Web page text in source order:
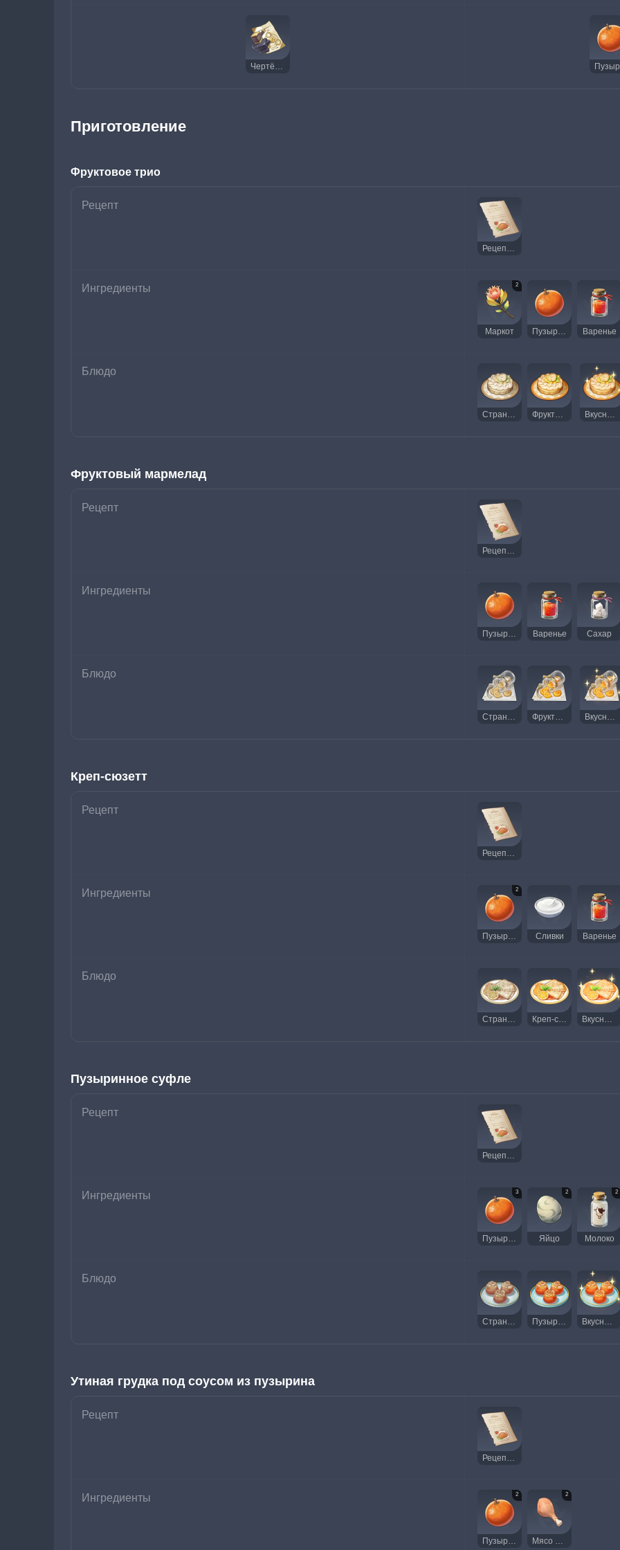
Чертёж: Справедливая награда
Приготовление
Фруктовое трио
Рецепт
Рецепт: Фруктовое трио
Ингредиенты 2
Маркот Пузырин Варенье
Блюдо
Странное фруктовое трио Фруктовое трио Вкусное фруктовое трио
Фруктовый мармелад
Рецепт
Рецепт: Фруктовый мармелад
Ингредиенты
Пузырин Варенье Сахар
Блюдо
Странный фруктовый мармелад Фруктовый мармелад Вкусный фруктовый мармелад
Креп-сюзетт
Рецепт
Рецепт: Креп-сюзетт
Ингредиенты 2
Пузырин Сливки Варенье
Блюдо
Странные креп-сюзетт Креп-сюзетт Вкусные креп-сюзетт
Пузыринное суфле
Рецепт
Рецепт: Пузыринное суфле
Ингредиенты 3
Пузырин
2
Яйцо
2
Молоко
Блюдо
Странное пузыринное суфле Пузыринное суфле Вкусное пузыринное суфле
Утиная грудка под соусом из пузырина
Рецепт
Рецепт: Утиная грудка под соусом из пузырина
Ингредиенты 2
Пузырин
2
Мясо птицы